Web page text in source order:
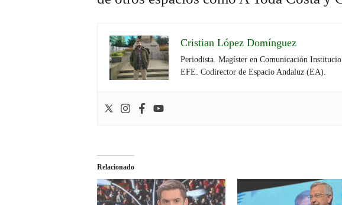
Cristian López Domínguez
Periodista. Magíster en Comunicación
EFE. Codirector de Espacio Andaluz (EA).
Relacionado